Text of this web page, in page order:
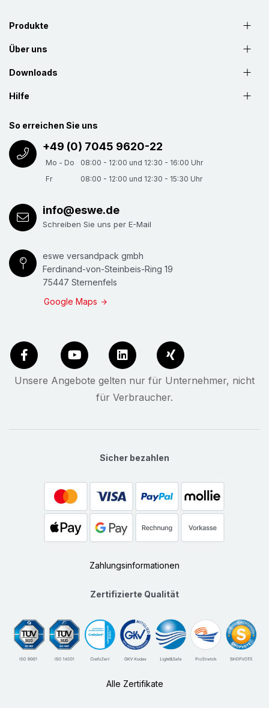
Produkte
Über uns
Downloads
Hilfe
So erreichen Sie uns
+49 (0) 7045 9620-22
Mo - Do
08:00 - 12:00 und 12:30 - 16:00 Uhr
Fr
08:00 - 12:00 und 12:30 - 15:30 Uhr
info@eswe.de
Schreiben Sie uns per E-Mail
eswe versandpack gmbh
Ferdinand-von-Steinbeis-Ring 19
75447 Sternenfels
Google Maps
Unsere Angebote gelten nur für Unternehmer, nicht
für Verbraucher.
Sicher bezahlen
Zahlungsinformationen
Zertifizierte Qualität
Alle Zertifikate